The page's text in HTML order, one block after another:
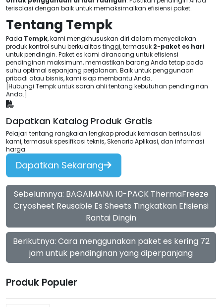
terisolasi dengan baik untuk memaksimalkan efisiensi paket.
Tentang Tempk
Pada Tempk, kami mengkhususkan diri dalam menyediakan
produk kontrol suhu berkualitas tinggi, termasuk 2-paket es hari
untuk pendingin. Paket es kami dirancang untuk efisiensi
pendinginan maksimum, memastikan barang Anda tetap pada
suhu optimal sepanjang perjalanan. Baik untuk penggunaan
pribadi atau bisnis, kami siap membantu Anda.
[Hubungi Tempk untuk saran ahli tentang kebutuhan pendinginan
Anda.]
Dapatkan Katalog Produk Gratis
Pelajari tentang rangkaian lengkap produk kemasan berinsulasi
kami, termasuk spesifikasi teknis, Skenario Aplikasi, dan informasi
harga.
Dapatkan Sekarang
Sebelumnya: BAGAIMANA 10-PACK ThermaFreeze
Cryosheet Reusable Es Sheets Tingkatkan Efisiensi
Rantai Dingin
Berikutnya: Cara menggunakan paket es kering 72
jam untuk pendinginan yang diperpanjang
Produk Populer